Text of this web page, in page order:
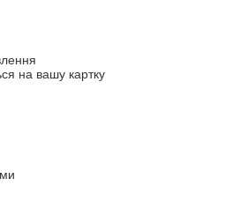
на вашу картку